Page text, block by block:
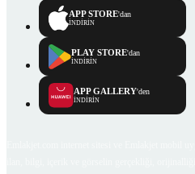
APP STORE'dan
İNDİRİN
PLAY STORE'dan
İNDİRİN
APP GALLERY'den
İNDİRİN